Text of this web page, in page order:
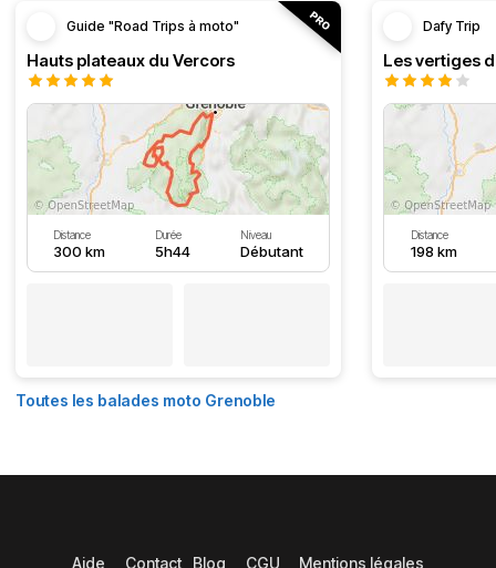
Guide "Road Trips à moto"
Hauts plateaux du Vercors
Distance
300 km
Durée
5h44
Niveau
Débutant
Dafy Trip
Les vertiges
Distance
198 km
Toutes les balades moto Grenoble
Aide Contact Blog CGU Mentions légales